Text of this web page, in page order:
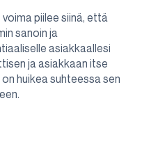
piilee siinä, että
sanoin ja
asiakkaallesi
ja asiakkaan itse
huikea suhteessa sen